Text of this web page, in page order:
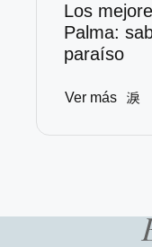
Los
Palma:
paraíso
Ver más